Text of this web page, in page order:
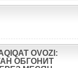
OVOZI:
ОБГОНИТ